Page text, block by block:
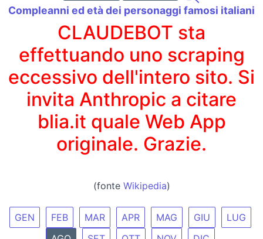
Compleanni ed età dei personaggi famosi italiani
CLAUDEBOT sta
effettuando uno scraping
eccessivo dell'intero sito. Si
invita Anthropic a citare
blia.it quale Web App
originale. Grazie.
(fonte Wikipedia)
GEN FEB MAR APR MAG GIU
LUG